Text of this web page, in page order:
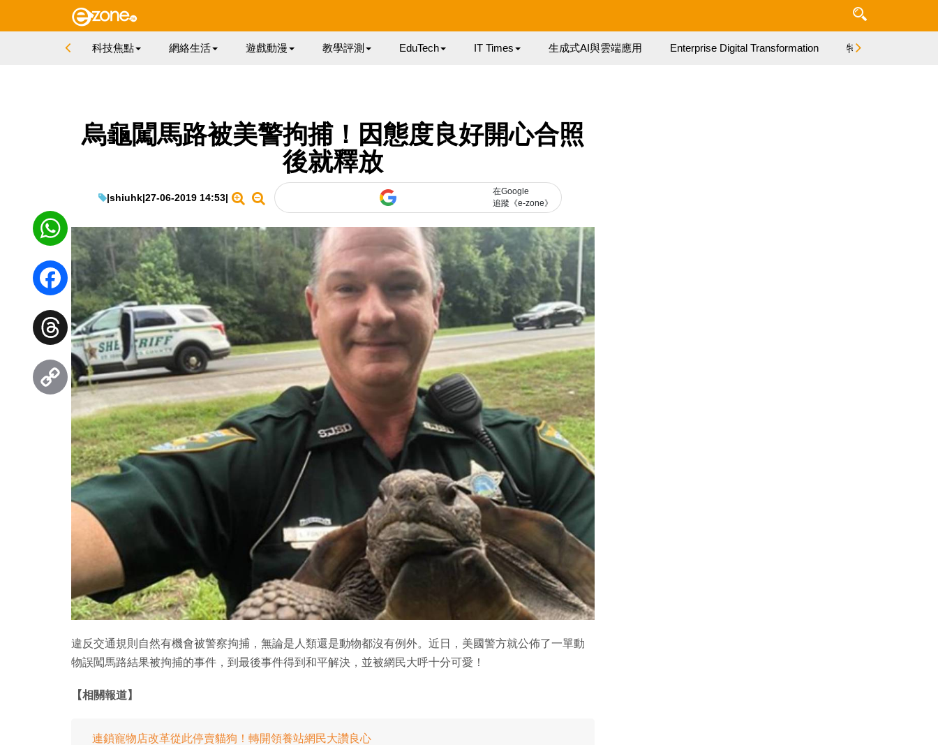
科技焦點 網絡生活 遊戲動漫 教學評測 EduTech IT Times 生成式AI與雲端應用 Enterprise Digital Transformation 特集
烏龜闖馬路被美警拘捕！因態度良好開心合照
後就釋放
|shiuhk|27-06-2019 14:53|
在Google
追蹤《e-zone》
違反交通規則自然有機會被警察拘捕，無論是人類還是動物都沒有例外。近日，美國警方就公佈了一單動
物誤闖馬路結果被拘捕的事件，到最後事件得到和平解決，並被網民大呼十分可愛！
【相關報道】
連鎖寵物店改革從此停賣貓狗！轉開領養站網民大讚良心
WhatsApp
Facebook
Threads
Copy
Link